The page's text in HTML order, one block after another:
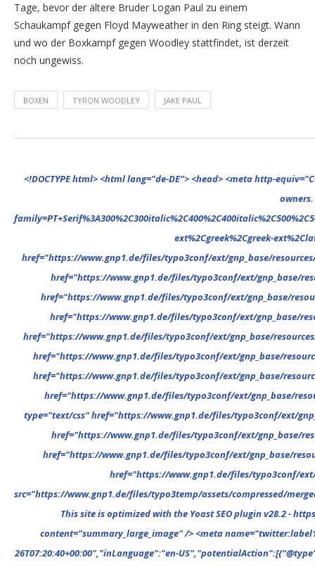
Tage, bevor der ältere Bruder Logan Paul zu einem
Schaukampf gegen Floyd Mayweather in den Ring steigt. Wann
und wo der Boxkampf gegen Woodley stattfindet, ist derzeit
noch ungewiss.
BOXEN TYRON WOODLEY JAKE PAUL
<!DOCTYPE html> <html lang="de-DE"> <head> <meta http-equiv="Content-Type" content="text/html; charset=UTF-8"/> <meta name="google-site-verification" content="cVGVUvWocm1gvSHxvrjHxzeA4oYlTAvZPb6G_EJBd1U" /> <!-- This website is powered by TYPO3 - inspiring people to share! TYPO3 is a free open source Content Management Framework initially created by Kasper Skaarhoj and licensed under GNU/GPL. TYPO3 is copyright 1998-2022 of Kasper Skaarhoj. Extensions are copyright of their respective owners. Information and contribution at https://typo3.org/ --> <base href="."> <title>News</title> <meta name="generator" content="TYPO3 CMS"/> <meta name="viewport" content="width=device-width,minimum-scale=1"/> <meta name="revisit-after" content="1 days"/> <meta name="allow-search" content="yes"/> <link rel="stylesheet" type="text/css" href="//fonts.googleapis.com/